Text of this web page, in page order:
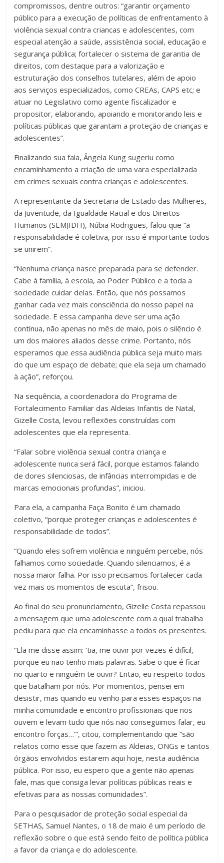
compromissos, dentre outros: “garantir orçamento
público para a execução de políticas de enfrentamento à
violência sexual contra criancas e adolescentes, com
especial atenção a saúde, assistência social, educação e
segurança pública; fortalecer o sistema de garantia de
direitos, com destaque para a valorização e
estruturação dos conselhos tutelares, além de apoio
aos serviços especializados, como CREAs, CAPS etc; e
atuar no Legislativo como agente fiscalizador e
propositor, elaborando, apoiando e monitorando leis e
políticas públicas que garantam a proteção de crianças e
adolescentes”.
Finalizando sua fala, Ângela Kung sugeriu como
encaminhamento a criação de uma vara especializada
em crimes sexuais contra crianças e adolescentes.
A representante da Secretaria de Estado das Mulheres,
da Juventude, da Igualdade Racial e dos Direitos
Humanos (SEMJIDH), Núbia Rodrigues, falou que “a
responsabilidade é coletiva, por isso é importante todos
se unirem”.
“Nenhuma criança nasce preparada para se defender.
Cabe à família, à escola, ao Poder Público e a toda a
sociedade cuidar delas. Então, que nós possamos
ganhar cada vez mais consciência do nosso papel na
sociedade. E essa campanha deve ser uma ação
contínua, não apenas no mês de maio, pois o silêncio é
um dos maiores aliados desse crime. Portanto, nós
esperamos que essa audiência pública seja muito mais
do que um espaço de debate; que ela seja um chamado
à ação”, reforçou.
Na sequência, a coordenadora do Programa de
Fortalecimento Familiar das Aldeias Infantis de Natal,
Gizelle Costa, levou reflexões construídas com
adolescentes que ela representa.
“Falar sobre violência sexual contra criança e
adolescente nunca será fácil, porque estamos falando
de dores silenciosas, de infâncias interrompidas e de
marcas emocionais profundas”, iniciou.
Para ela, a campanha Faça Bonito é um chamado
coletivo, “porque proteger crianças e adolescentes é
responsabilidade de todos”.
“Quando eles sofrem violência e ninguém percebe, nós
falhamos como sociedade. Quando silenciamos, é a
nossa maior falha. Por isso precisamos fortalecer cada
vez mais os momentos de escuta”, frisou.
Ao final do seu pronunciamento, Gizelle Costa repassou
a mensagem que uma adolescente com a qual trabalha
pediu para que ela encaminhasse a todos os presentes.
“Ela me disse assim: ‘tia, me ouvir por vezes é difícil,
porque eu não tenho mais palavras. Sabe o que é ficar
no quarto e ninguém te ouvir? Então, eu respeito todos
que batalham por nós. Por momentos, pensei em
desistir, mas quando eu venho para esses espaços na
minha comunidade e encontro profissionais que nos
ouvem e levam tudo que nós não conseguimos falar, eu
encontro forças…’”, citou, complementando que “são
relatos como esse que fazem as Aldeias, ONGs e tantos
órgãos envolvidos estarem aqui hoje, nesta audiência
pública. Por isso, eu espero que a gente não apenas
fale, mas que consiga levar políticas públicas reais e
efetivas para as nossas comunidades”.
Para o pesquisador de proteção social especial da
SETHAS, Samuel Nantes, o 18 de maio é um período de
reflexão sobre o que está sendo feito de política pública
a favor da criança e do adolescente.